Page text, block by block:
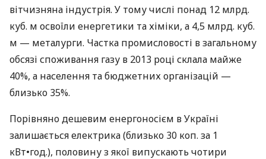
вітчизняна індустрія. У тому числі понад 12 млрд.
куб. м освоїли енергетики та хіміки, а 4,5 млрд. куб.
м — металурги. Частка промисловості в загальному
обсязі споживання газу в 2013 році склала майже
40%, а населення та бюджетних організацій —
близько 35%.
Порівняно дешевим енергоносієм в Україні
залишається електрика (близько 30 коп. за 1
кВт•год.), половину з якої випускають чотири